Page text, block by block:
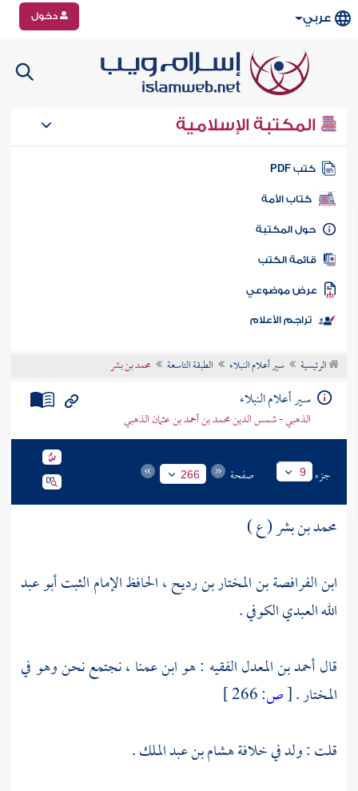
عربي دخول
المكتبة الإسلامية
كتب PDF
كتاب الأمة
المكتبة
الكتب
موضوعي
تراجم الأعلام
الرئيسية سير أعلام النبلاء الطبقة التاسعة محمد بن بشر
سير أعلام النبلاء
الذهبي - شمس الدين محمد بن أحمد بن عثمان الذهبي
جزء 9 صفحة 266
محمد بن بشر ( ع )
ابن الفرافصة بن المختار بن رديح ، الحافظ الإمام الثبت أبو عبد
الله العبدي الكوفي .
قالأحمد بن المعدل الفقيه : هو ابن عمنا ، نجتمع نحن وهو في
المختار .[ص:
قلت : ولد في خلافةهشام بن عبد الملك.